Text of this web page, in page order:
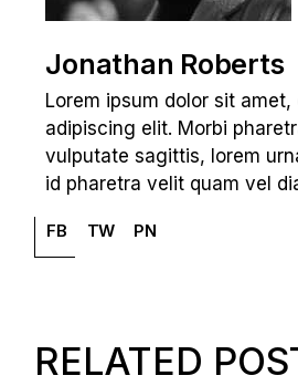
Jonathan Roberts
Lorem ipsum dolor sit
adipiscing elit. Morbi
vulputate sagittis, lorem
id pharetra velit quam vel
FB TW PN
RELATED